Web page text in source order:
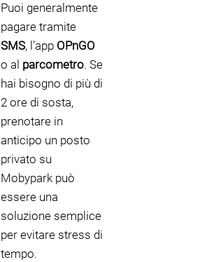
Puoi generalmente
pagare tramite
SMS, l’app OPnGO
o al parcometro. Se
hai bisogno di più di
2 ore di sosta,
prenotare in
anticipo un posto
privato su
Mobypark può
essere una
soluzione semplice
per evitare stress di
tempo.